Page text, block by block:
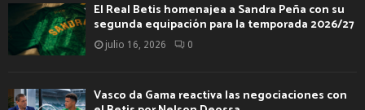
El Real Betis homenajea a Sandra Peña con su
segunda equipación para la temporada 2026/27
julio 16, 2026 0
Vasco da Gama reactiva las negociaciones con